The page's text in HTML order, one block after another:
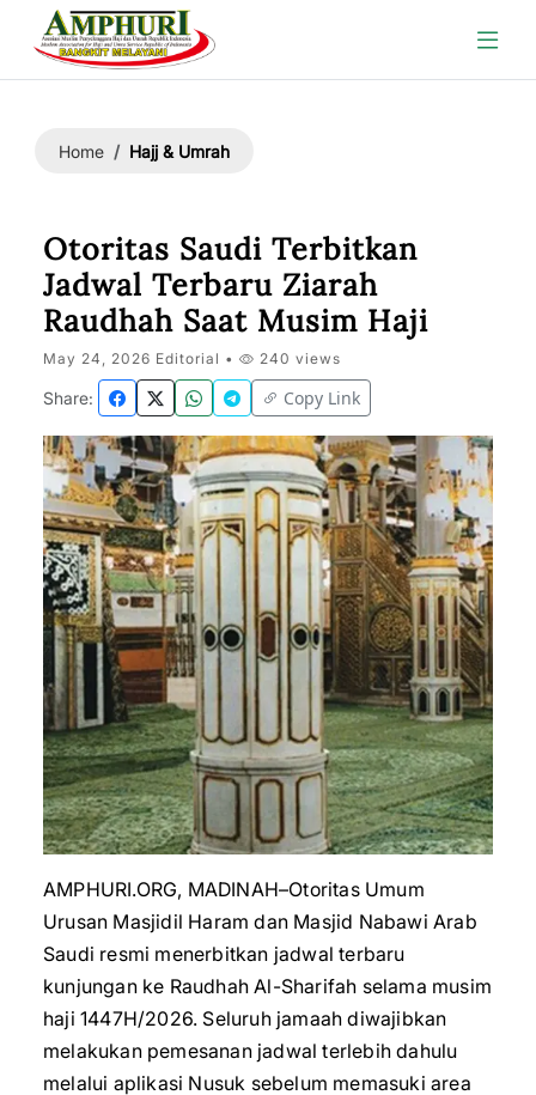
Home Hajj & Umrah
Otoritas Saudi Terbitkan
Jadwal Terbaru Ziarah
Raudhah Saat Musim Haji
May 24, 2026 Editorial • 240 views
Share: Copy Link
AMPHURI.ORG, MADINAH–Otoritas Umum
Urusan Masjidil Haram dan Masjid Nabawi Arab
Saudi resmi menerbitkan jadwal terbaru
kunjungan ke Raudhah Al-Sharifah selama musim
haji 1447H/2026. Seluruh jamaah diwajibkan
melakukan pemesanan jadwal terlebih dahulu
melalui aplikasi Nusuk sebelum memasuki area